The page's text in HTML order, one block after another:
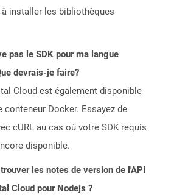
installer les bibliothèques
pas le SDK pour ma langue
devrais-je faire?
Cloud est également disponible
conteneur Docker. Essayez de
cURL au cas où votre SDK requis
disponible.
les notes de version de l'API
Cloud pour Nodejs ?